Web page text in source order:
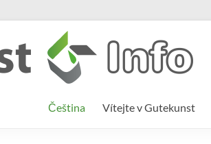
Čeština Vítejte v Gutekunst